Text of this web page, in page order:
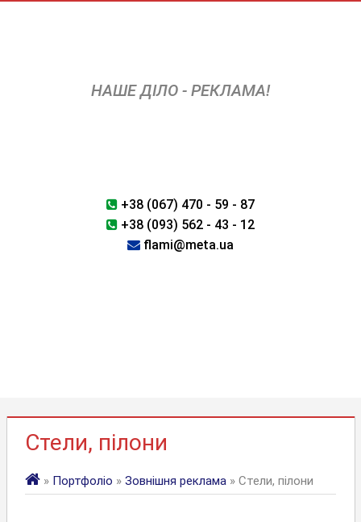
НАШЕ ДІЛО - РЕКЛАМА!
+38 (067) 470 - 59 - 87
+38 (093) 562 - 43 - 12
flami@meta.ua
Стели, пілони
» Портфоліо » Зовнішня реклама » Стели, пілони